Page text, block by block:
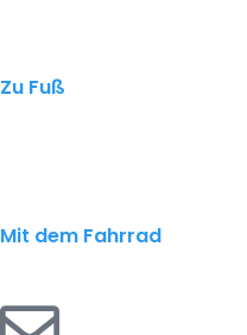
Zu Fuß
Mit dem Fahrrad